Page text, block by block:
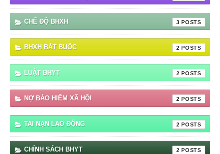
CHẾ ĐỘ BHXH 3
BHXH BẮT BUỘC 2
LUẬT BHYT 2
NỢ BẢO HIỂM XÃ HỘI 2
TAI NẠN LAO ĐỘNG 2
CHÍNH SÁCH BHYT 2